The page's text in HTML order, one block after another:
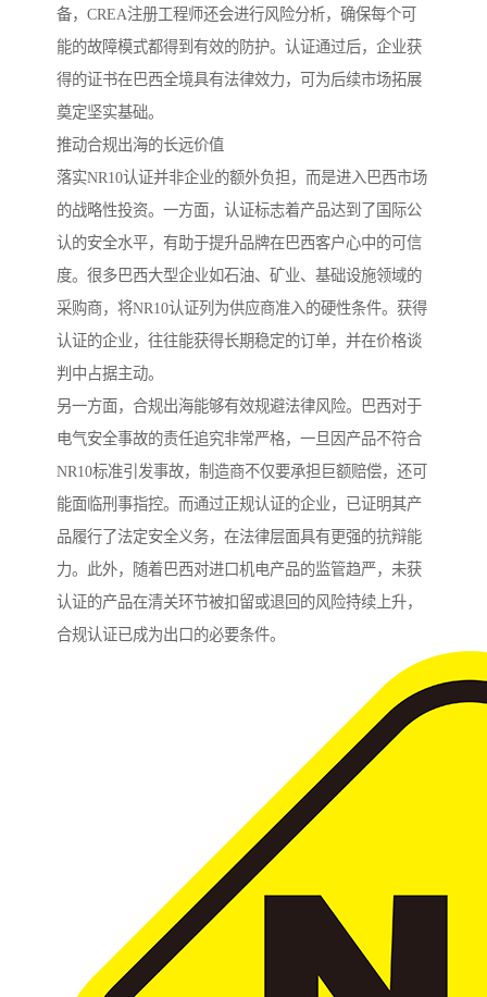
备，CREA注册工程师还会进行风险分析，确保每个可
能的故障模式都得到有效的防护。认证通过后，企业获
得的证书在巴西全境具有法律效力，可为后续市场拓展
奠定坚实基础。
推动合规出海的长远价值
落实NR10认证并非企业的额外负担，而是进入巴西市场
的战略性投资。一方面，认证标志着产品达到了国际公
认的安全水平，有助于提升品牌在巴西客户心中的可信
度。很多巴西大型企业如石油、矿业、基础设施领域的
采购商，将NR10认证列为供应商准入的硬性条件。获得
认证的企业，往往能获得长期稳定的订单，并在价格谈
判中占据主动。
另一方面，合规出海能够有效规避法律风险。巴西对于
电气安全事故的责任追究非常严格，一旦因产品不符合
NR10标准引发事故，制造商不仅要承担巨额赔偿，还可
能面临刑事指控。而通过正规认证的企业，已证明其产
品履行了法定安全义务，在法律层面具有更强的抗辩能
力。此外，随着巴西对进口机电产品的监管趋严，未获
认证的产品在清关环节被扣留或退回的风险持续上升，
合规认证已成为出口的必要条件。